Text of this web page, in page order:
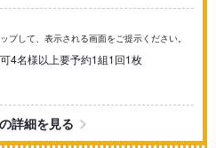
プして、表示される画面をご提示ください。
4名様以上要予約1組1回1枚
詳細を見る